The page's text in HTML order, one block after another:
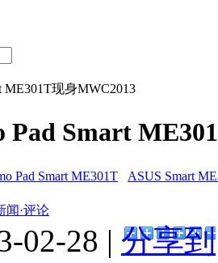
Pad Smart
Pad Smart ME301T
ASUS Smart
闻·评论
02-28 | 分享到